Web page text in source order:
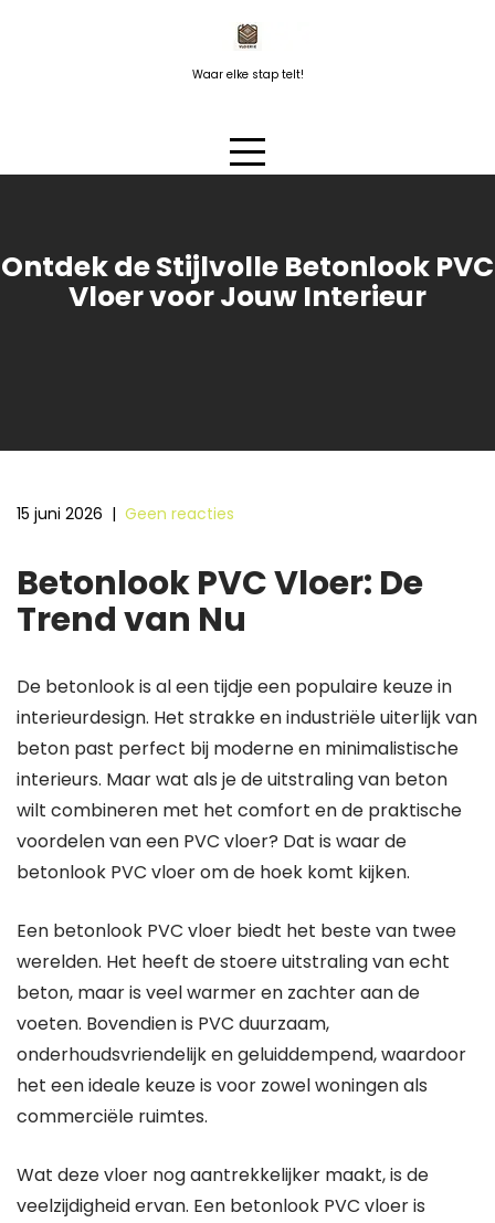
Waar elke stap telt!
Ontdek de Stijlvolle Betonlook PVC
Vloer voor Jouw Interieur
15 juni 2026 | Geen reacties
Betonlook PVC Vloer: De
Trend van Nu
De betonlook is al een tijdje een populaire keuze in
interieurdesign. Het strakke en industriële uiterlijk van
beton past perfect bij moderne en minimalistische
interieurs. Maar wat als je de uitstraling van beton
wilt combineren met het comfort en de praktische
voordelen van een PVC vloer? Dat is waar de
betonlook PVC vloer om de hoek komt kijken.
Een betonlook PVC vloer biedt het beste van twee
werelden. Het heeft de stoere uitstraling van echt
beton, maar is veel warmer en zachter aan de
voeten. Bovendien is PVC duurzaam,
onderhoudsvriendelijk en geluiddempend, waardoor
het een ideale keuze is voor zowel woningen als
commerciële ruimtes.
Wat deze vloer nog aantrekkelijker maakt, is de
veelzijdigheid ervan. Een betonlook PVC vloer is